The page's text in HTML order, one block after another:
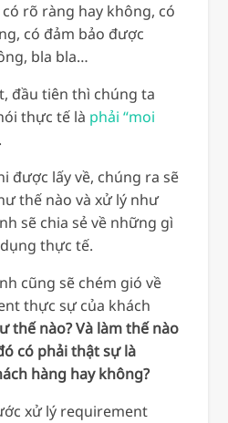
rõ ràng hay không, có
có đảm bảo được
bla bla…
đầu tiên thì chúng ta
thực tế là phải “moi
được lấy về, chúng ra sẽ
thế nào và xử lý như
sẽ chia sẻ về những gì
thực tế.
cũng sẽ chém gió về
thực sự của khách
thế nào? Và làm thế nào
có phải thật sự là
hàng hay không?
xử lý requirement